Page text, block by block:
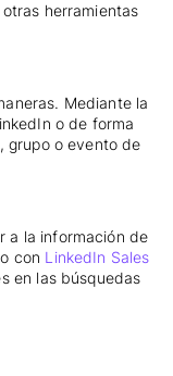
herramientas
Mediante la
o de forma
grupo o evento de
a la información de
con LinkedIn Sales
en las búsquedas